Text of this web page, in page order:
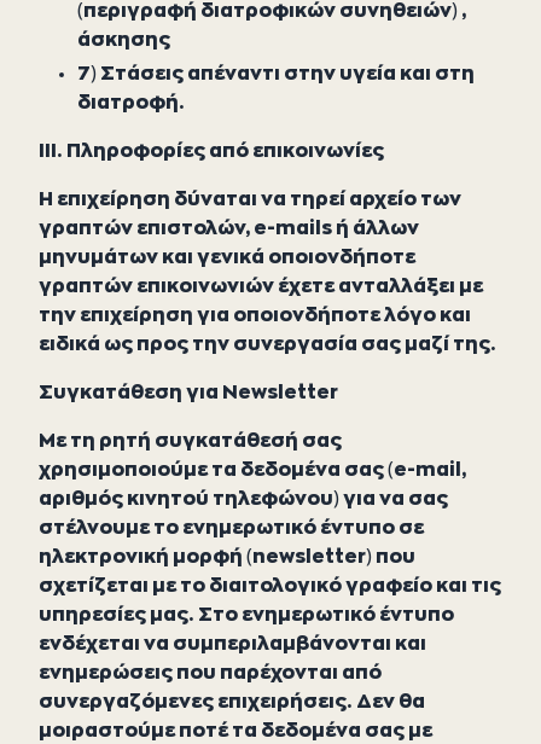
(περιγραφή διατροφικών συνηθειών) ,
άσκησης
7) Στάσεις απέναντι στην υγεία και στη
διατροφή.
III. Πληροφορίες από επικοινωνίες
Η επιχείρηση δύναται να τηρεί αρχείο των
γραπτών επιστολών, e-mails ή άλλων
μηνυμάτων και γενικά οποιονδήποτε
γραπτών επικοινωνιών έχετε ανταλλάξει με
την επιχείρηση για οποιονδήποτε λόγο και
ειδικά ως προς την συνεργασία σας μαζί της.
Συγκατάθεση για Newsletter
Με τη ρητή συγκατάθεσή σας
χρησιμοποιούμε τα δεδομένα σας (e-mail,
αριθμός κινητού τηλεφώνου) για να σας
στέλνουμε το ενημερωτικό έντυπο σε
ηλεκτρονική μορφή (newsletter) που
σχετίζεται με το διαιτολογικό γραφείο και τις
υπηρεσίες μας. Στο ενημερωτικό έντυπο
ενδέχεται να συμπεριλαμβάνονται και
ενημερώσεις που παρέχονται από
συνεργαζόμενες επιχειρήσεις. Δεν θα
μοιραστούμε ποτέ τα δεδομένα σας με